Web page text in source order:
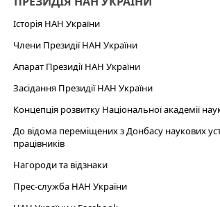
Історія НАН України
Члени Президії НАН України
Апарат Президії НАН України
Засідання Президії НАН України
Концепція розвитку Національної академії
До відома переміщених з Донбасу наукових
працівників
Нагороди та відзнаки
Прес-служба НАН України